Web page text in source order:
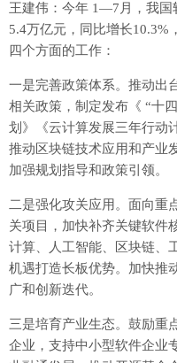
王建伟：今年 1—7月，我国
5.4万亿元，同比增长10.3%
四个方面的工作：
一是完善政策体系。推动出
相关政策，制定发布《 “十
划》《云计算发展三年行动
推动区块链技术应用和产业
加强规划指导和政策引领。
二是强化攻关应用。面向重
关项目，加快补齐关键软件
计算、人工智能、区块链、
机遇打造长板优势。加快推
广和创新迭代。
三是培育产业生态。鼓励重
企业，支持中小型软件企业